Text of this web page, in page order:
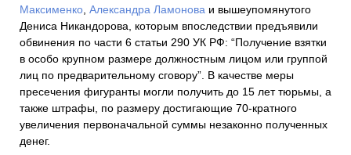
Максименко Александра Ламонова и вышеупомянутого
Дениса Никандорова, которым впоследствии предъявили
обвинения по части 6 статьи 290 УК РФ: “Получение взятки
в особо крупном размере должностным лицом или группой
лиц по предварительному сговору”. В качестве меры
пресечения фигуранты могли получить до 15 лет тюрьмы, а
также штрафы, по размеру достигающие 70-кратного
увеличения первоначальной суммы незаконно полученных
денег.